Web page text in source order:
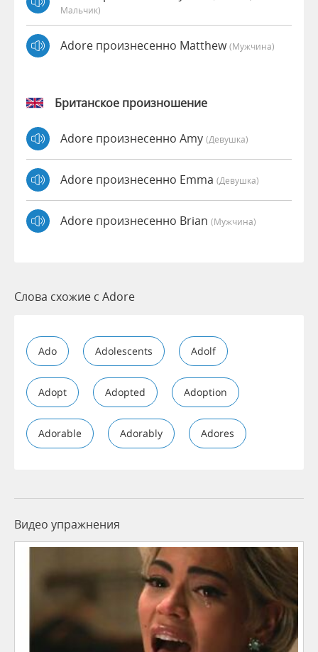
Мальчик)
Adore произнесенно Matthew(мужчина)
Британское произношение
Adore произнесенно Amy (девушка)
Adore произнесенно Emma (девушка)
Adore произнесенно Brian (мужчина)
Слова схожие с Adore
Ado Adolescents Adolf
Adopt Adopted Adoption
Adorable Adorably Adores
Видео упражнения